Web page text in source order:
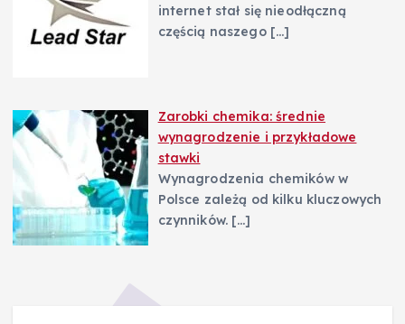
internet stał się nieodłączną
częścią naszego […]
Zarobki chemika: średnie
wynagrodzenie i przykładowe
stawki
Wynagrodzenia chemików w
Polsce zależą od kilku kluczowych
czynników. […]